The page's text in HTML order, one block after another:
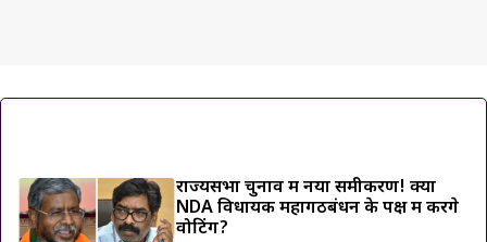
राज्यसभा चुनाव में नया समीकरण! क्या
NDA विधायक महागठबंधन के पक्ष में करेंगे
वोटिंग?